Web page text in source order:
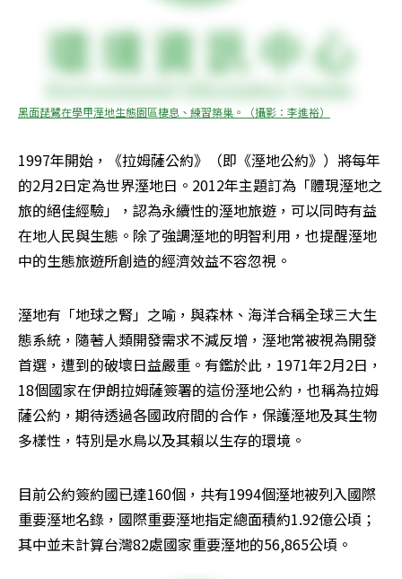
黑面琵鷺在學甲溼地生態園區棲息、練習築巢。（攝影：李進裕）
1997年開始，《拉姆薩公約》（即《溼地公約》）將每年
的2月2日定為世界溼地日。2012年主題訂為「體現溼地之
旅的絕佳經驗」，認為永續性的溼地旅遊，可以同時有益
在地人民與生態。除了強調溼地的明智利用，也提醒溼地
中的生態旅遊所創造的經濟效益不容忽視。
溼地有「地球之腎」之喻，與森林、海洋合稱全球三大生
態系統，隨著人類開發需求不減反增，溼地常被視為開發
首選，遭到的破壞日益嚴重。有鑑於此，1971年2月2日，
18個國家在伊朗拉姆薩簽署的這份溼地公約，也稱為拉姆
薩公約，期待透過各國政府間的合作，保護溼地及其生物
多樣性，特別是水鳥以及其賴以生存的環境。
目前公約簽約國已達160個，共有1994個溼地被列入國際
重要溼地名錄，國際重要溼地指定總面積約1.92億公頃；
其中並未計算台灣82處國家重要溼地的56,865公頃。